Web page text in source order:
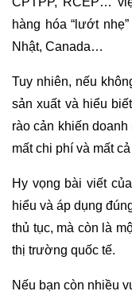
hàng hóa “lướt
Nhật, Canada…
Tuy nhiên, nếu
sản xuất và hiểu
rào cản khiến
mất chi phí và mất
Hy vọng bài viết của
hiểu và áp dụng
thủ tục, mà còn là
thị trường quốc tế.
Nếu bạn còn nhiều